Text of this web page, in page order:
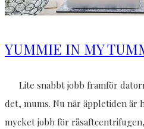
YUMMIE IN MY
Lite snabbt jobb framför
det, mums. Nu när äppletiden är
mycket jobb för